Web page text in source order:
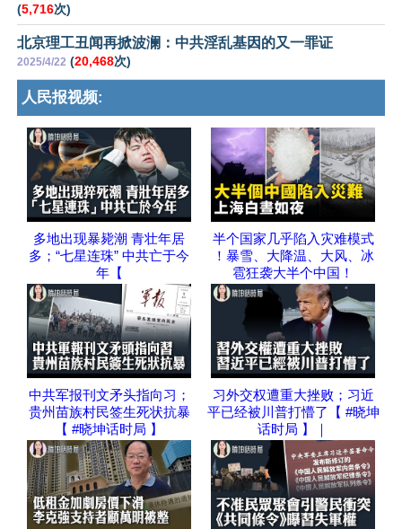
(5,716次)
北京理工丑闻再掀波澜：中共淫乱基因的又一罪证
2025/4/22 (20,468次)
人民报视频:
多地出现暴毙潮 青壮年居
多；“七星连珠” 中共亡于今
年【
半个国家几乎陷入灾难模式
！暴雪、大降温、大风、冰
雹狂袭大半个中国！
中共军报刊文矛头指向习；
贵州苗族村民签生死状抗暴
【 #晓坤话时局 】
习外交权遭重大挫败；习近
平已经被川普打懵了【 #晓坤
话时局 】｜